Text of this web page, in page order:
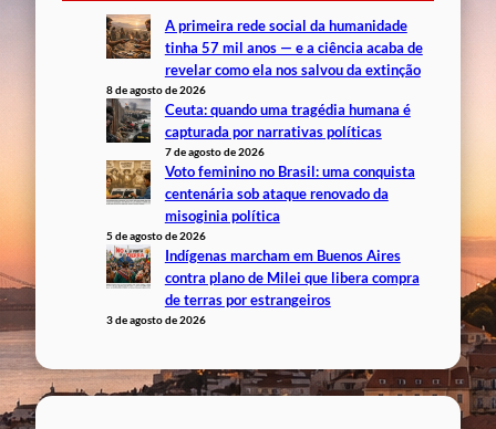
A primeira rede social da humanidade
tinha 57 mil anos — e a ciência acaba de
revelar como ela nos salvou da extinção
8 de agosto de 2026
Ceuta: quando uma tragédia humana é
capturada por narrativas políticas
7 de agosto de 2026
Voto feminino no Brasil: uma conquista
centenária sob ataque renovado da
misoginia política
5 de agosto de 2026
Indígenas marcham em Buenos Aires
contra plano de Milei que libera compra
de terras por estrangeiros
3 de agosto de 2026